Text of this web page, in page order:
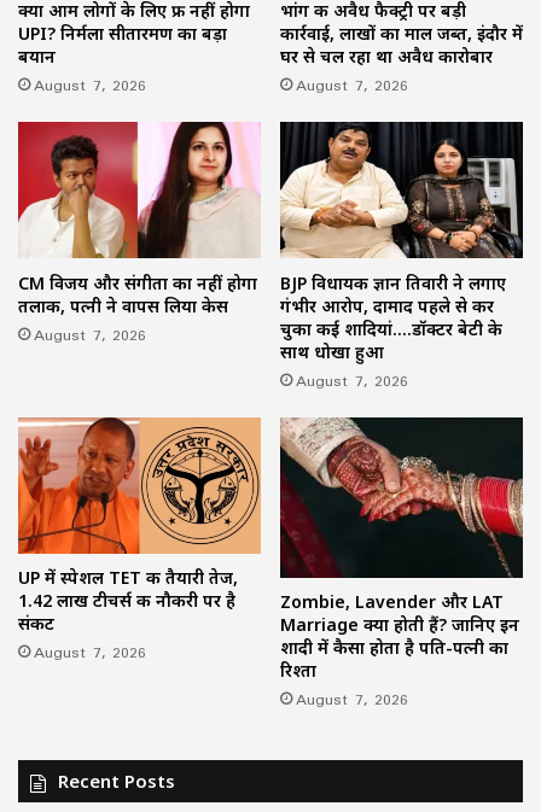
क्या आम लोगों के लिए फ्री नहीं होगा
UPI? निर्मला सीतारमण का बड़ा
बयान
August 7, 2026
भांग की अवैध फैक्ट्री पर बड़ी
कार्रवाई, लाखों का माल जब्त, इंदौर में
घर से चल रहा था अवैध कारोबार
August 7, 2026
CM विजय और संगीता का नहीं होगा
तलाक, पत्नी ने वापस लिया केस
August 7, 2026
BJP विधायक ज्ञान तिवारी ने लगाए
गंभीर आरोप, दामाद पहले से कर
चुका कई शादियां….डॉक्टर बेटी के
साथ धोखा हुआ
August 7, 2026
UP में स्पेशल TET की तैयारी तेज,
1.42 लाख टीचर्स की नौकरी पर है
संकट
August 7, 2026
Zombie, Lavender और LAT
Marriage क्या होती हैं? जानिए इन
शादी में कैसा होता है पति-पत्नी का
रिश्ता
August 7, 2026
Recent Posts